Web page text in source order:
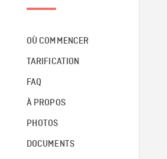
OÙ COMMENCER
TARIFICATION
FAQ
À PROPOS
PHOTOS
DOCUMENTS